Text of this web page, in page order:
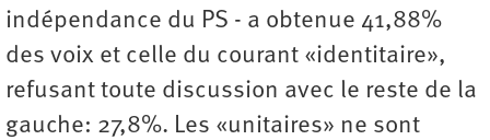
indépendance du PS - a obtenue 41,88%
des voix et celle du courant «identitaire»,
refusant toute discussion avec le reste de la
gauche: 27,8%. Les «unitaires» ne sont